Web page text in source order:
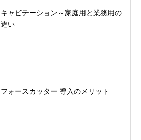
キャビテーション～家庭用と業務用の
違い
フォースカッター 導入のメリット